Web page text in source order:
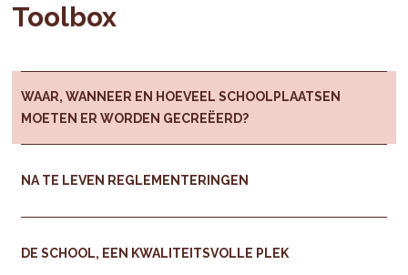
Toolbox
WAAR, WANNEER EN HOEVEEL SCHOOLPLAATSEN
MOETEN ER WORDEN GECREËERD?
NA TE LEVEN REGLEMENTERINGEN
DE SCHOOL, EEN KWALITEITSVOLLE PLEK